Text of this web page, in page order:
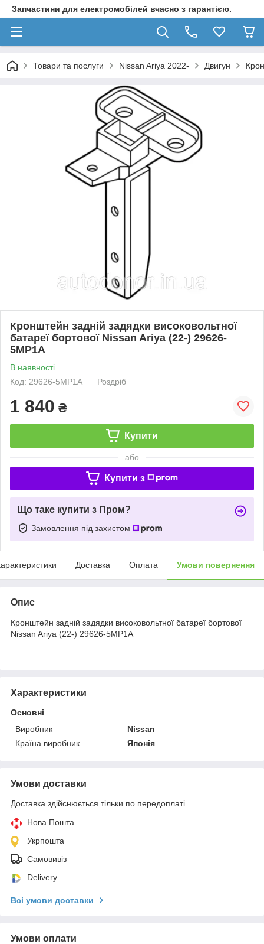
Запчастини для електромобілей вчасно з гарантією.
Товари та послуги Nissan Ariya 2022- Двигун
Кронштейн задній задядки високовольтної
батареї бортової Nissan Ariya (22-) 29626-
5MP1A
В наявності
Код: 29626-5MP1A
Роздріб
1 840 ₴
Купити
або
Купити з
Що таке купити з Пром?
Замовлення під захистом
Доставка Оплата Умови повернення
Опис
Кронштейн задній задядки високовольтної батареї бортової
Nissan Ariya (22-) 29626-5MP1A
Характеристики
Основні
Виробник
Nissan
Країна виробник
Японія
Умови доставки
Доставка здійснюється тільки по передоплаті.
Нова Пошта
Укрпошта
Самовивіз
Delivery
Всі умови доставки
Умови оплати